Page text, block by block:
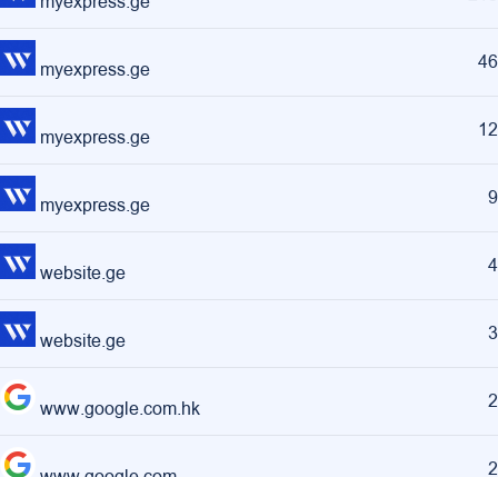
myexpress.ge 46
myexpress.ge 12
myexpress.ge 9
website.ge 4
website.ge 3
www.google.com.hk 2
2